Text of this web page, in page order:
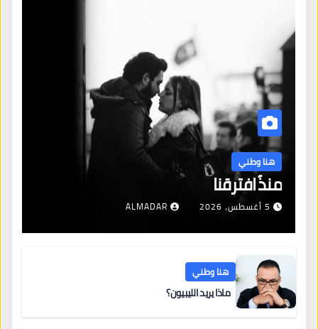
هنا وطني
منذُ افترقنا
5 أغسطس، 2026 ALMADAR
هنا وطني
ماذا يريد الليبيون؟